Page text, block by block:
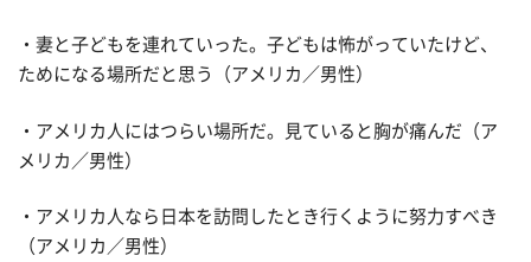
・妻と子どもを連れていった。子どもは怖がっていたけど、
ためになる場所だと思う（アメリカ／男性）
・アメリカ人にはつらい場所だ。見ていると胸が痛んだ（ア
メリカ／男性）
・アメリカ人なら日本を訪問したとき行くように努力すべき
（アメリカ／男性）